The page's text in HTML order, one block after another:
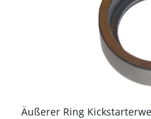
Äußerer Ring